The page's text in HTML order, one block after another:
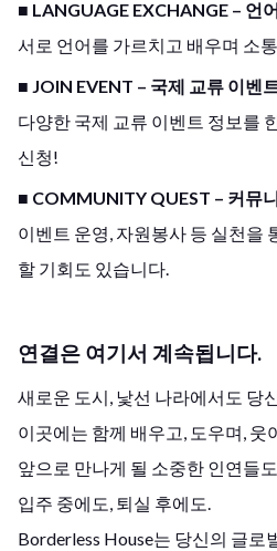
■ LANGUAGE EXCHANGE – 언
서로 언어를 가르치고 배우며 소
■ JOIN EVENT – 국제 교류 이벤
다양한 국제 교류 이벤트 정보를
신청!
■ COMMUNITY QUEST – 커뮤
이벤트 운영, 자원봉사 등 실천을
할 기회도 있습니다.
연결은 여기서 계속됩니다.
새로운 도시, 낯선 나라에서도 당
이곳에는 함께 배우고, 도우며, 웃
앞으로 만나게 될 소중한 인연들
입주 중에도, 퇴실 후에도.
Borderless House는 당신의 글로